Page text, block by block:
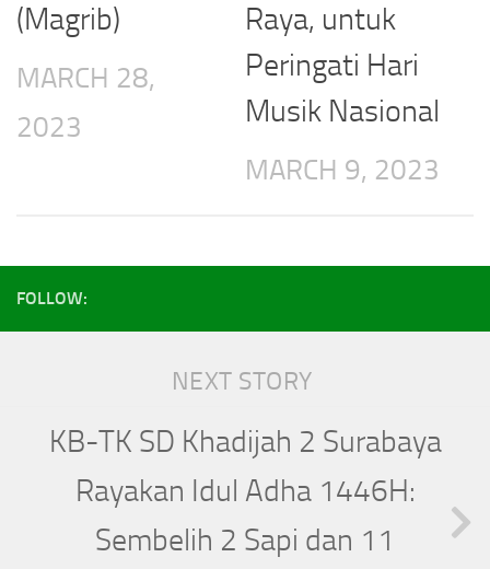
(Magrib)
MARCH 28,
2023
Raya, untuk
Peringati Hari
Musik Nasional
MARCH 9, 2023
FOLLOW:
NEXT STORY
KB-TK SD Khadijah 2 Surabaya
Rayakan Idul Adha 1446H:
Sembelih 2 Sapi dan 11